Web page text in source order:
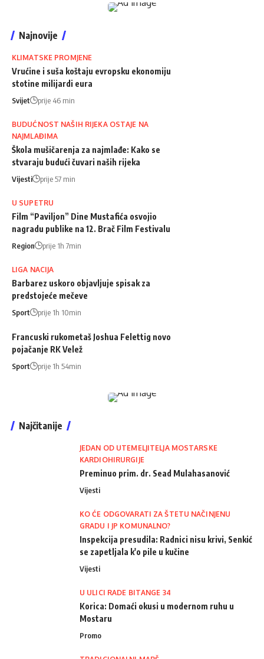
Najnovije
KLIMATSKE PROMJENE
Vrućine i suša koštaju evropsku ekonomiju
stotine milijardi eura
Svijet prije 46 min
BUDUĆNOST NAŠIH RIJEKA OSTAJE NA
NAJMLAĐIMA
Škola mušičarenja za najmlađe: Kako se
stvaraju budući čuvari naših rijeka
Vijesti prije 57 min
U SUPETRU
Film “Paviljon” Dine Mustafića osvojio
nagradu publike na 12. Brač Film Festivalu
Region prije 1h 7min
LIGA NACIJA
Barbarez uskoro objavljuje spisak za
predstojeće mečeve
Sport prije 1h 10min
Francuski rukometaš Joshua Felettig novo
pojačanje RK Velež
Sport prije 1h 54min
Najčitanije
JEDAN OD UTEMELJITELJA MOSTARSKE
KARDIOHIRURGIJE
Preminuo prim. dr. Sead Mulahasanović
Vijesti
KO ĆE ODGOVARATI ZA ŠTETU NAČINJENU
GRADU I JP KOMUNALNO?
Inspekcija presudila: Radnici nisu krivi, Senkić
se zapetljala k'o pile u kučine
Vijesti
U ULICI RADE BITANGE 34
Korica: Domaći okusi u modernom ruhu u
Mostaru
Promo